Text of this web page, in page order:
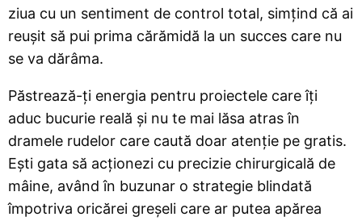
ziua cu un sentiment de control total, simțind că ai
reușit să pui prima cărămidă la un succes care nu
se va dărâma.
Păstrează-ți energia pentru proiectele care îți
aduc bucurie reală și nu te mai lăsa atras în
dramele rudelor care caută doar atenție pe gratis.
Ești gata să acționezi cu precizie chirurgicală de
mâine, având în buzunar o strategie blindată
împotriva oricărei greșeli care ar putea apărea